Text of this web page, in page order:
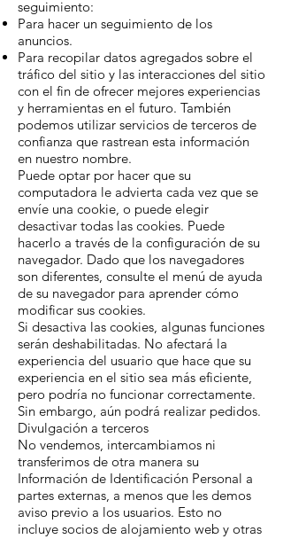
seguimiento:
Para hacer un seguimiento de los
anuncios.
Para recopilar datos agregados sobre el
tráfico del sitio y las interacciones del sitio
con el fin de ofrecer mejores experiencias
y herramientas en el futuro. También
podemos utilizar servicios de terceros de
confianza que rastrean esta información
en nuestro nombre.
Puede optar por hacer que su
computadora le advierta cada vez que se
envíe una cookie, o puede elegir
desactivar todas las cookies. Puede
hacerlo a través de la configuración de su
navegador. Dado que los navegadores
son diferentes, consulte el menú de ayuda
de su navegador para aprender cómo
modificar sus cookies.
Si desactiva las cookies, algunas funciones
serán deshabilitadas. No afectará la
experiencia del usuario que hace que su
experiencia en el sitio sea más eficiente,
pero podría no funcionar correctamente.
Sin embargo, aún podrá realizar pedidos.
Divulgación a terceros
No vendemos, intercambiamos ni
transferimos de otra manera su
Información de Identificación Personal a
partes externas, a menos que les demos
aviso previo a los usuarios. Esto no
incluye socios de alojamiento web y otras